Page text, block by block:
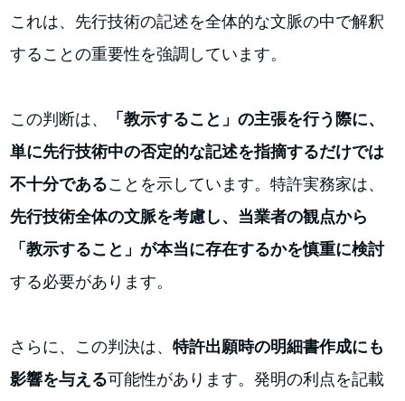
これは、先行技術の記述を全体的な文脈の中で解釈
することの重要性を強調しています。
この判断は、
「教示すること」の主張を行う際に、
単に先行技術中の否定的な記述を指摘するだけでは
不十分であることを示しています。特許実務家は、
先行技術全体の文脈を考慮し、当業者の観点から
「教示すること」が本当に存在するかを慎重に検討
する必要があります。
さらに、この判決は、特許出願時の明細書作成にも
影響を与える可能性があります。発明の利点を記載